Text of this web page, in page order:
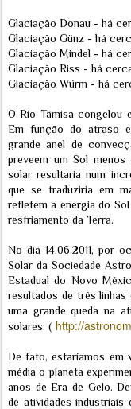
Glaciação Donau - há
Glaciação Günz - há
Glaciação Mindel - há
Glaciação Riss - há
Glaciação Würm - há
O Rio Tâmisa congelou
Em função do atraso
grande anel de
preveem um Sol
solar resultaria num
que se traduziria em
refletem a energia do
resfriamento da Terra.
No dia 14.06.2011, por
Solar da Sociedade
Estadual do Novo
resultados de três linhas
uma grande queda na
solares: ( http://
De fato, estaríamos em
média o planeta
anos de Era de Gelo.
de atividades